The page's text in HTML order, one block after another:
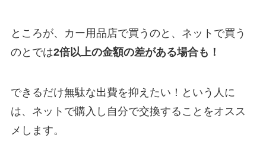
ところが、カー用品店で買うのと、ネットで買う
のとでは2倍以上の金額の差がある場合も！
できるだけ無駄な出費を抑えたい！という人に
は、ネットで購入し自分で交換することをオスス
メします。